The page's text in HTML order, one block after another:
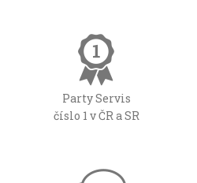
Party Servis
číslo 1 v ČR a SR